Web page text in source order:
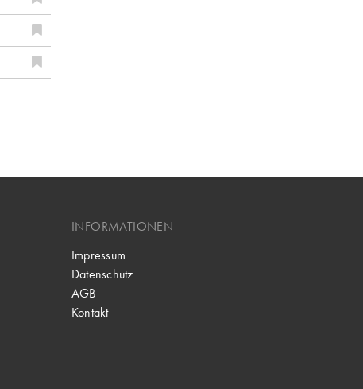
INFORMATIONEN
Impressum
Datenschutz
AGB
Kontakt